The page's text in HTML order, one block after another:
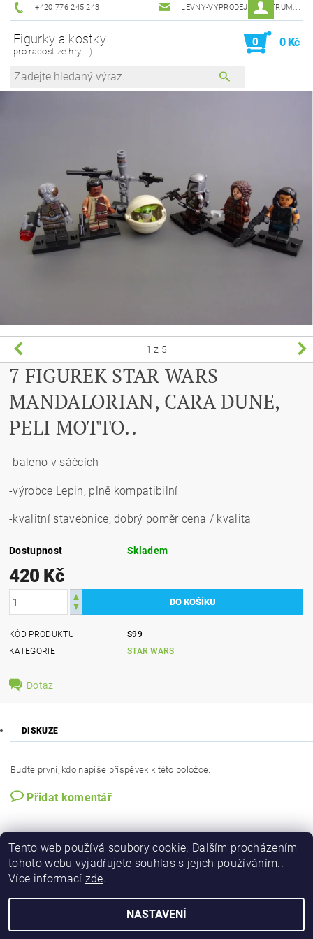
+420 776 245 243 LEVNY-VYPRODEJ@CENTRUM.CZ
Figurky a kostky
pro radost ze hry.. :)
0 0 Kč
1 z 5
7 FIGUREK STAR WARS
MANDALORIAN, CARA DUNE,
PELI MOTTO..
-baleno v sáčcích
-výrobce Lepin, plně kompatibilní
-kvalitní stavebnice, dobrý poměr cena / kvalita
Dostupnost Skladem
420 Kč
KÓD PRODUKTU
S99
KATEGORIE
STAR WARS
Dotaz
DISKUZE
Buďte první, kdo napíše příspěvek k této položce.
Přidat komentář
2026 © Figurky a kostky, všechna práva vyhrazena
Tento web používá soubory cookie. Dalším procházením
tohoto webu vyjadřujete souhlas s jejich používáním..
Více informací zde.
NASTAVENÍ